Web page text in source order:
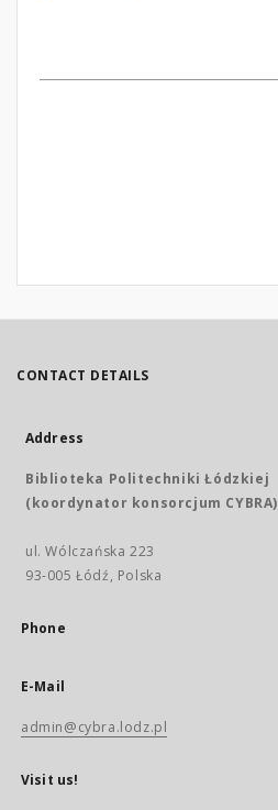
CONTACT DETAILS
Address
Biblioteka Politechniki Łódzkiej
(koordynator konsorcjum CYBRA)
ul. Wólczańska 223
93-005 Łódź, Polska
Phone
E-Mail
admin@cybra.lodz.pl
Visit us!